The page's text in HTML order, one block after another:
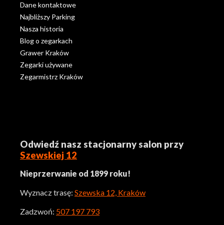
Dane kontaktowe
Najbliższy Parking
Nasza historia
Blog o zegarkach
Grawer Kraków
Zegarki używane
Zegarmistrz Kraków
Odwiedź nasz stacjonarny salon przy
Szewskiej 12
Nieprzerwanie od 1899 roku!
Wyznacz trasę: Szewska 12, Kraków
Zadzwoń: 507 197 793